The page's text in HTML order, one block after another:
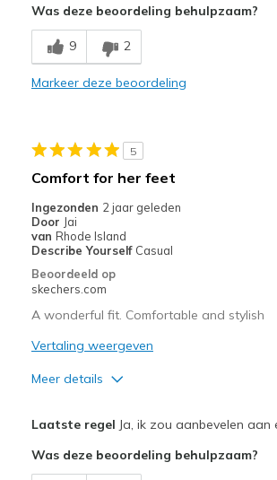
Travel
Width
Sizing
Feels true to size
Was deze beoordeling behulpzaam?
9 2
Markeer deze beoordeling
5
Comfort for her feet
Ingezonden 2 jaar geleden
Door Jai
van Rhode Island
Describe Yourself Casual
Beoordeeld op
skechers.com
A wonderful fit. Comfortable and stylish
Vertaling weergeven
Meer details
Comfortable
Laatste regel Ja, ik zou aanbevelen aan
Was deze beoordeling behulpzaam?